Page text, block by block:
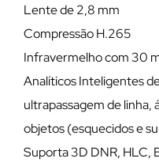
Lente de 2,8 mm
Compressão H.265
Infravermelho com 30
Analíticos Inteligentes
ultrapassagem de linha,
objetos (esquecidos e
Suporta 3D DNR, HLC,